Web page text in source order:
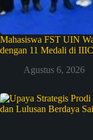
Mahasiswa FST UIN
dengan 11 Medali di
Agustus 6, 2026